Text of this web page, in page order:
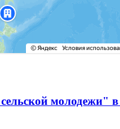
молодежи"